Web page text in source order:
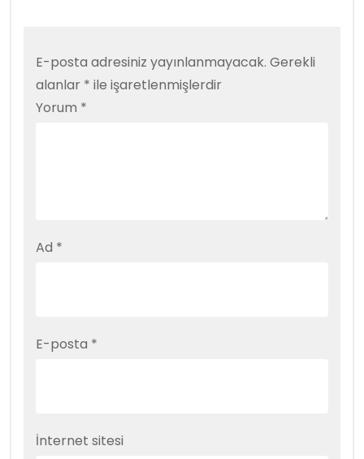
E-posta adresiniz yayınlanmayacak. Gerekli
alanlar * ile işaretlenmişlerdir
Yorum *
Ad *
E-posta *
İnternet sitesi